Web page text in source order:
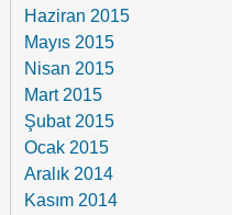
Haziran 2015
Mayıs 2015
Nisan 2015
Mart 2015
Şubat 2015
Ocak 2015
Aralık 2014
Kasım 2014